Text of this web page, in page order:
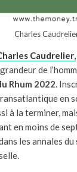
Charles
Caudrelier
de
Rhum 2022 .
en
à la terminer,
en moins de
les annales